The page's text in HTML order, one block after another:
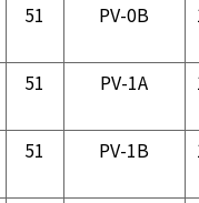
51 PV-0B
51 PV-1A
51 PV-1B